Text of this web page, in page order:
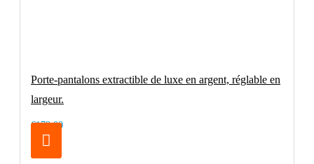
Porte-pantalons extractible de luxe en argent, réglable en
largeur.
€179.00